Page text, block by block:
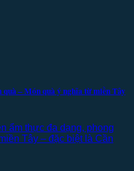
quà – Món quà ý nghĩa từ miền Tây
ẩm thực đa dạng, phong
Tây – đặc biệt là Cần